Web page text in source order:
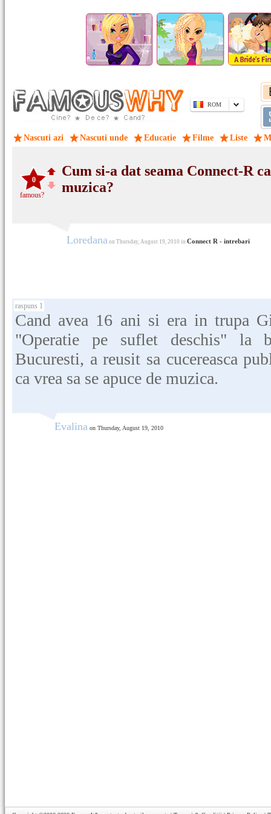
ROM
Nascuti azi Nascuti unde Educatie Filme Liste
0
famous?
Cum si-a dat seama Connect-R
muzica?
Loredana on Thursday, August 19, 2010 in Connect R - intrebari
raspuns 1
Cand avea 16 ani si era in trupa
"Operatie pe suflet deschis" la
Bucuresti, a reusit sa cucereasca
ca vrea sa se apuce de muzica.
Evalina on Thursday, August 19, 2010